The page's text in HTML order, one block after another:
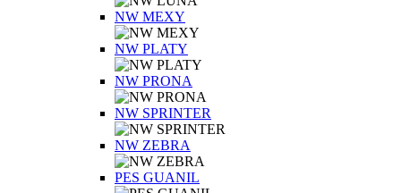
NW MEXY
NW PLATY
NW PRONA
NW SPRINTER
NW ZEBRA
PES GUANIL